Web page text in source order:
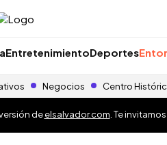
EntretenimientoDeportes
Negocios Centro
deelsalvador.com . Te